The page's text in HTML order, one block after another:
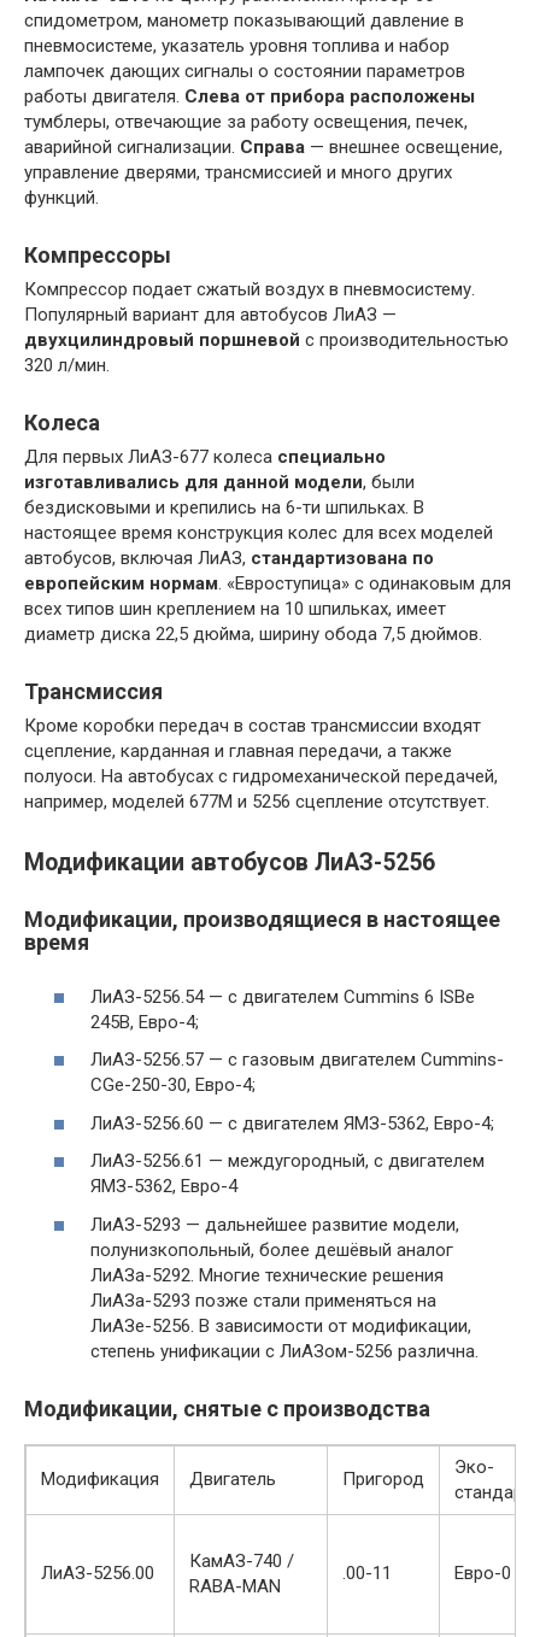
спидометром, манометр показывающий давление в
пневмосистеме, указатель уровня топлива и набор
лампочек дающих сигналы о состоянии параметров
работы двигателя. Слева от прибора расположены
тумблеры, отвечающие за работу освещения, печек,
аварийной сигнализации. Справа — внешнее освещение,
управление дверями, трансмиссией и много других
функций.
Компрессоры
Компрессор подает сжатый воздух в пневмосистему.
Популярный вариант для автобусов ЛиАЗ —
двухцилиндровый поршневой с производительностью
320 л/мин.
Колеса
Для первых ЛиАЗ-677 колеса специально
изготавливались для данной модели, были
бездисковыми и крепились на 6-ти шпильках. В
настоящее время конструкция колес для всех моделей
автобусов, включая ЛиАЗ, стандартизована по
европейским нормам. «Евроступица» с одинаковым для
всех типов шин креплением на 10 шпильках, имеет
диаметр диска 22,5 дюйма, ширину обода 7,5 дюймов.
Трансмиссия
Кроме коробки передач в состав трансмиссии входят
сцепление, карданная и главная передачи, а также
полуоси. На автобусах с гидромеханической передачей,
например, моделей 677М и 5256 сцепление отсутствует.
Модификации автобусов ЛиАЗ-5256
Модификации, производящиеся в настоящее
время
ЛиАЗ-5256.54 — с двигателем Cummins 6 ISBe
245B, Евро-4;
ЛиАЗ-5256.57 — с газовым двигателем Cummins-
CGe-250-30, Евро-4;
ЛиАЗ-5256.60 — с двигателем ЯМЗ-5362, Евро-4;
ЛиАЗ-5256.61 — междугородный, с двигателем
ЯМЗ-5362, Евро-4
ЛиАЗ-5293 — дальнейшее развитие модели,
полунизкопольный, более дешёвый аналог
ЛиАЗа-5292. Многие технические решения
ЛиАЗа-5293 позже стали применяться на
ЛиАЗе-5256. В зависимости от модификации,
степень унификации с ЛиАЗом-5256 различна.
Модификации, снятые с производства
Модификация Двигатель Пригород
Эко-
стандарт
ЛиАЗ-5256.00
КамАЗ-740 /
RABA-MAN
.00-11 Евро-0